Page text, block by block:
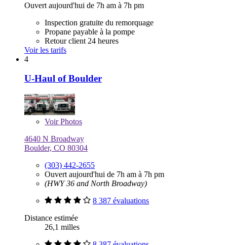
Ouvert aujourd'hui de 7h am à 7h pm
Inspection gratuite du remorquage
Propane payable à la pompe
Retour client 24 heures
Voir les tarifs
4
U-Haul of Boulder
VoirPhotos
4640 N Broadway
Boulder, CO 80304
(303) 442-2655
Ouvert aujourd'hui de 7h am à 7h pm
(HWY 36 and North Broadway)
8 387 évaluations
Distance estimée
26,1 milles